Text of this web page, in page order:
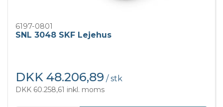
6197-0801
SNL 3048 SKF Lejehus
DKK 48.206,89 / stk
DKK 60.258,61 inkl. moms